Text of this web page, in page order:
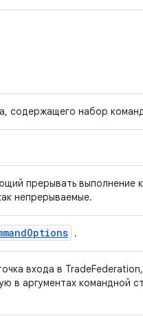
содержащего набор
прерывать выполнение
непрерываемые.
Options .
входа в
в аргументах командной